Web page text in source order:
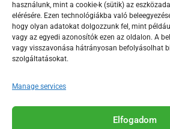
használunk, mint a cookie-k (sütik) az
elérésére. Ezen technológiákba való
hogy olyan adatokat dolgozzunk fel, mint
vagy az egyedi azonosítók ezen az oldalon. A
vagy visszavonása hátrányosan befolyásolhat
szolgáltatásokat.
Manage services
Elfogadom
F
a
c
e
o
o
Y
o
u
t
b
e
T
i
k
Az Érd Média médiaszolgáltatási
Médiatanács a Magyar Média